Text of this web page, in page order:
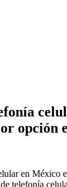
opción
en México
telefonía